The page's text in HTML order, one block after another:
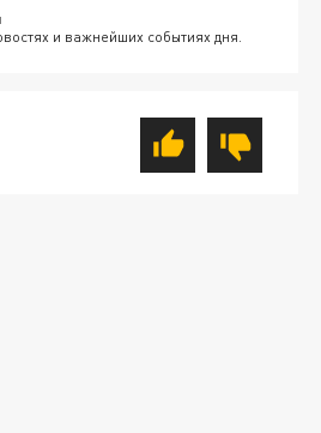
и важнейших событиях дня.